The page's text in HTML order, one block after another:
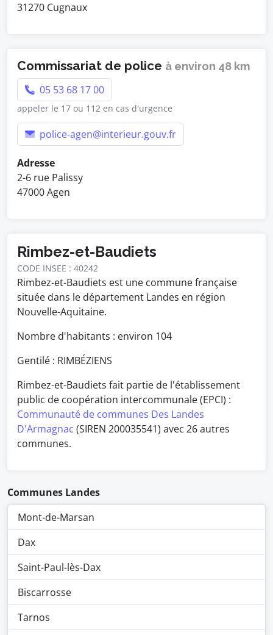
31270 Cugnaux
Commissariat de police à environ 48 km
05 53 68 17 00
appeler le 17 ou 112 en cas d'urgence
police-agen@interieur.gouv.fr
Adresse
2-6 rue Palissy
47000 Agen
Rimbez-et-Baudiets
CODE INSEE : 40242
Rimbez-et-Baudiets est une commune française
située dans le département Landes en région
Nouvelle-Aquitaine.
Nombre d'habitants : environ 104
Gentilé : RIMBÉZIENS
Rimbez-et-Baudiets fait partie de l'établissement
public de coopération intercommunale (EPCI) :
Communauté de communes Des Landes
D'Armagnac (SIREN 200035541) avec 26 autres
communes.
Communes Landes
Mont-de-Marsan
Dax
Saint-Paul-lès-Dax
Biscarrosse
Tarnos